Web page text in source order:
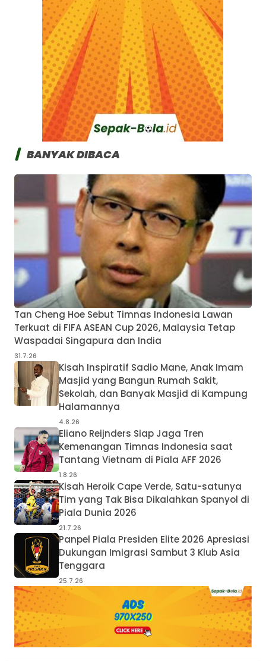
BANYAK DIBACA
Tan Cheng Hoe Sebut Timnas Indonesia Lawan
Terkuat di FIFA ASEAN Cup 2026, Malaysia Tetap
Waspadai Singapura dan India
31.7.26
Kisah Inspiratif Sadio Mane, Anak Imam
Masjid yang Bangun Rumah Sakit,
Sekolah, dan Banyak Masjid di Kampung
Halamannya
4.8.26
Eliano Reijnders Siap Jaga Tren
Kemenangan Timnas Indonesia saat
Tantang Vietnam di Piala AFF 2026
1.8.26
Kisah Heroik Cape Verde, Satu-satunya
Tim yang Tak Bisa Dikalahkan Spanyol di
Piala Dunia 2026
21.7.26
Panpel Piala Presiden Elite 2026 Apresiasi
Dukungan Imigrasi Sambut 3 Klub Asia
Tenggara
25.7.26